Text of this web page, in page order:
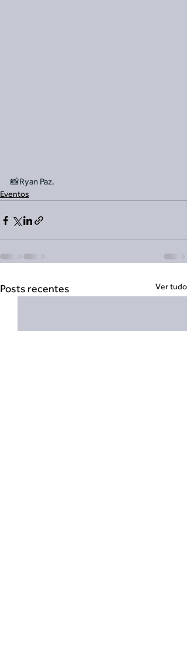
📸Ryan Paz.
Eventos
Posts recentes Ver tudo